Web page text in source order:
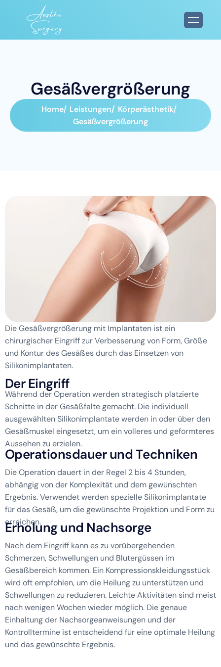
Gesäßvergrößerung
Home Leistungen
Körperästhetik
Gesäßvergrößerung
Die Gesäßvergrößerung mit Implantaten ist ein
chirurgischer Eingriff zur Verbesserung von Form, Größe
und Kontur des Gesäßes durch das Einsetzen von
Silikonimplantaten.
DerEingriff
Während der Operation werden strategisch platzierte
Schnitte in der Gesäßfalte gemacht. Die individuell
ausgewählten Silikonimplantate werden in oder über den
Gesäßmuskel eingesetzt, um ein volleres und geformteres
Aussehen zu erzielen.
Operationsdauerund Techniken
Die Operation dauert in der Regel 2 bis 4 Stunden,
abhängig von der Komplexität und dem gewünschten
Ergebnis. Verwendet werden spezielle Silikonimplantate
für das Gesäß, um die gewünschte Projektion und Form zu
erreichen.
Erholungund Nachsorge
Nach dem Eingriff kann es zu vorübergehenden
Schmerzen, Schwellungen und Blutergüssen im
Gesäßbereich kommen. Ein Kompressionskleidungsstück
wird oft empfohlen, um die Heilung zu unterstützen und
Schwellungen zu reduzieren. Leichte Aktivitäten sind meist
nach wenigen Wochen wieder möglich. Die genaue
Einhaltung der Nachsorgeanweisungen und der
Kontrolltermine ist entscheidend für eine optimale Heilung
und das gewünschte Ergebnis.